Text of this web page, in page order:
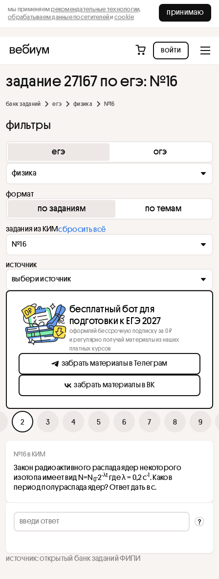
мы применяемрекомендательные технологии,
обрабатываем данные посетителейи cookie
принимаю
войти
задание 27167 по егэ: №16
банк заданий егэ физика №16
фильтры
егэ огэ
физика
формат
по заданиям по темам
задания из КИМсбросить всё
№16
источник
выбери источник
2 3 4 5 6 7 8 9
№16 в КИМ
Закон радиоактивного распада ядер некоторого
изотопа имеет вид N=N0·2-λt где λ = 0,2 с-1. Каков
период полураспада ядер? Ответ дать в с.
источник: открытый банк заданий ФИПИ
бесплатный бот для
подготовки к ЕГЭ 2027
оформляй бессрочную подписку за 0 ₽
и регулярно получай материалы из наших
платных курсов
забрать материалы в Телеграм
забрать материалы в ВК